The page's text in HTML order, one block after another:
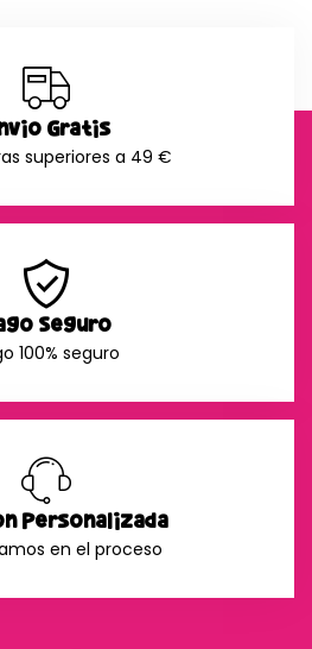
Gratis
superiores a 49 €
Seguro
100% seguro
Personalizada
en el proceso